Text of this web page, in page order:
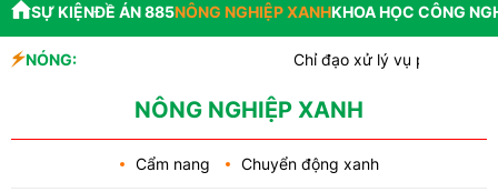
SỰ KIỆNĐỀ ÁN 885NÔNG NGHIỆP XANHKHOA HỌC CÔNG
NÓNG:
Chỉ đạo xử lý vụ phá rừng tại lâm
Lâm Đồng: Công tác chi trả tiền
NÔNG NGHIỆP XANH
Cẩm nang Chuyển động xanh